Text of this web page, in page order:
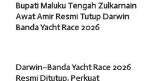
Bupati Maluku Tengah Zulkarnain
Awat Amir Resmi Tutup Darwin
Banda Yacht Race 2026
Darwin–Banda Yacht Race 2026
Resmi Ditutup, Perkuat